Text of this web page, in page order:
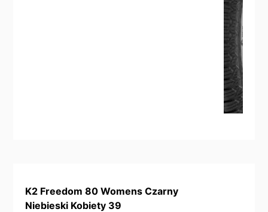
K2 Freedom 80 Womens Czarny
Niebieski Kobiety 39